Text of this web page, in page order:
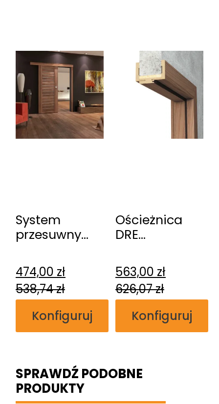
System
przesuwny
naścienny
474,00 zł
538,74zł
Konfiguruj
Ościeżnica
DRE
bezprzylgowa
563,00 zł
626,07zł
Konfiguruj
SPRAWDŹ PODOBNE
PRODUKTY